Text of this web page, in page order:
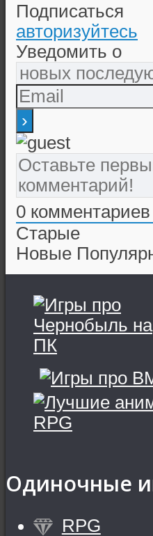
Подписаться
авторизуйтесь
Уведомить о
0 комментариев
Старые
Новые
Одиночные
RPG